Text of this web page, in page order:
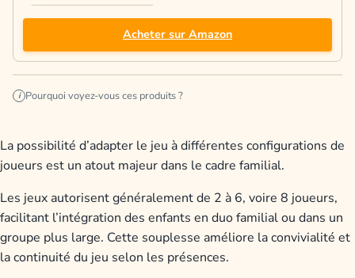
Acheter sur Amazon
i Pourquoi voyez-vous ces produits ?
La possibilité d’adapter le jeu à différentes configurations de
joueurs est un atout majeur dans le cadre familial.
Les jeux autorisent généralement de 2 à 6, voire 8 joueurs,
facilitant l’intégration des enfants en duo familial ou dans un
groupe plus large. Cette souplesse améliore la convivialité et
la continuité du jeu selon les présences.